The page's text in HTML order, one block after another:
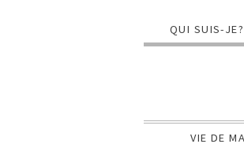
QUI SUIS-JE?
VIE DE